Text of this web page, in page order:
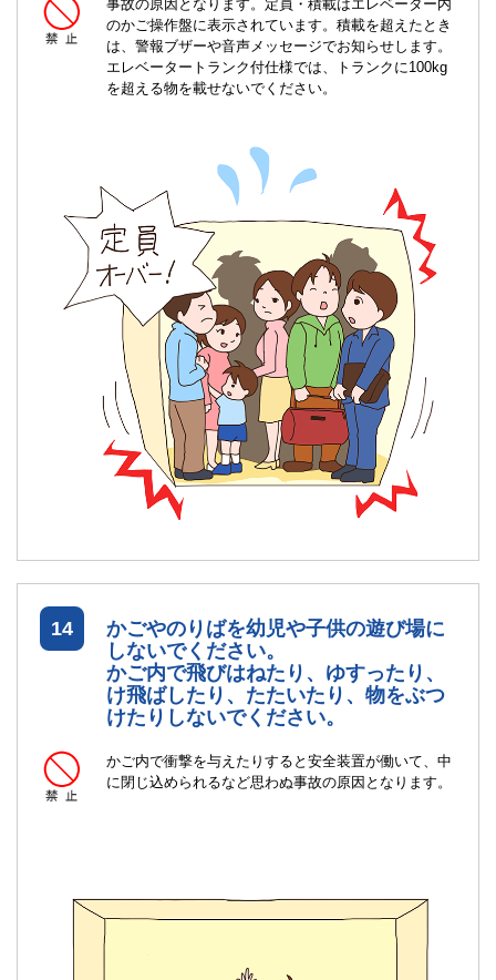
事故の原因となります。定員・積載はエレベーター内
のかご操作盤に表示されています。積載を超えたとき
は、警報ブザーや音声メッセージでお知らせします。
エレベータートランク付仕様では、トランクに100kg
を超える物を載せないでください。
14
かごやのりばを幼児や子供の遊び場に
しないでください。
かご内で飛びはねたり、ゆすったり、
け飛ばしたり、たたいたり、物をぶつ
けたりしないでください。
かご内で衝撃を与えたりすると安全装置が働いて、中
に閉じ込められるなど思わぬ事故の原因となります。